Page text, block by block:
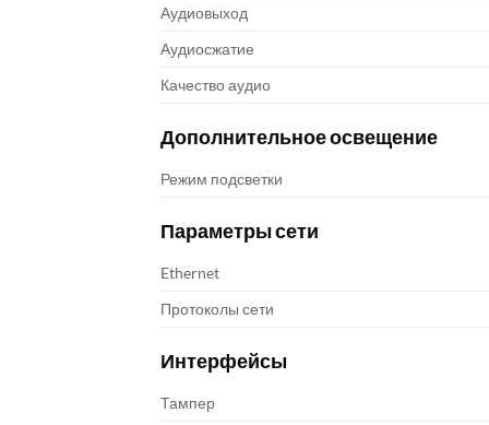
Аудиовыход
Аудиосжатие
Качество аудио
Дополнительное освещение
Режим подсветки
Параметры сети
Ethernet
Протоколы сети
Интерфейсы
Тампер